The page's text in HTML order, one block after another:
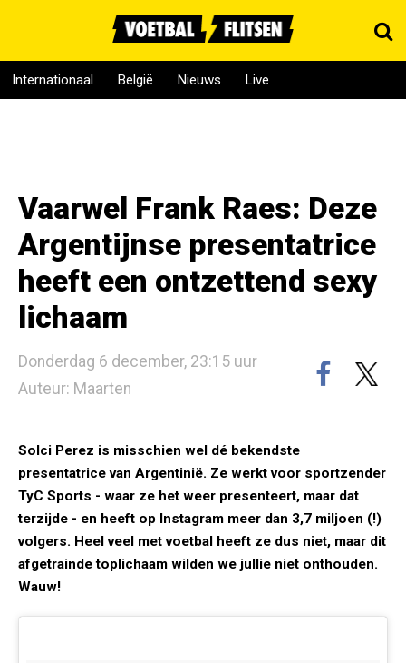
Internationaal België Nieuws Live
Vaarwel Frank Raes: Deze
Argentijnse presentatrice
heeft een ontzettend sexy
lichaam
Donderdag 6 december, 23:15 uur
Auteur: Maarten
Solci Perez is misschien wel dé bekendste
presentatrice van Argentinië. Ze werkt voor sportzender
TyC Sports - waar ze het weer presenteert, maar dat
terzijde - en heeft op Instagram meer dan 3,7 miljoen (!)
volgers. Heel veel met voetbal heeft ze dus niet, maar dit
afgetrainde toplichaam wilden we jullie niet onthouden.
Wauw!